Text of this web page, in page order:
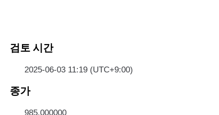
검토 시간
2025-06-03 11:19 (UTC+9:00)
종가
985.000000